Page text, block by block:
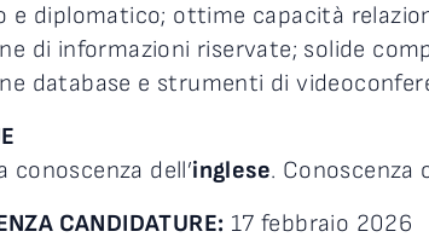
diplomatico; ottime capacità
di informazioni riservate; solide
database e strumenti di
conoscenza dell’inglese. Conoscenza
CANDIDATURE: 17 febbraio 2026